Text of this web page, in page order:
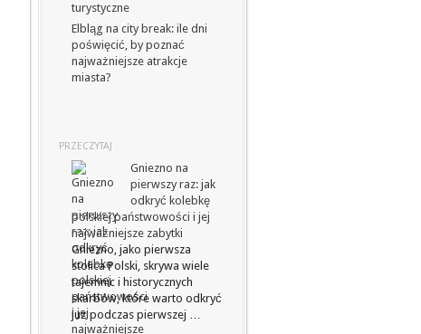
turystyczne
Elbląg na city break: ile dni
poświęcić, by poznać
najważniejsze atrakcje
miasta?
PRZECZYTAJ
Gniezno na
pierwszy raz: jak
odkryć kolebkę
polskiej państwowości i jej
najważniejsze zabytki
Gniezno, jako pierwsza
stolica Polski, skrywa wiele
tajemnic i historycznych
skarbów, które warto odkryć
już podczas pierwszej …